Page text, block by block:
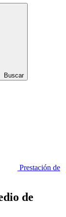
Buscar
Prestación de
de